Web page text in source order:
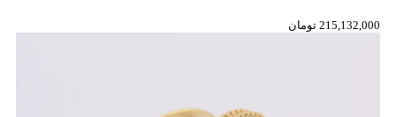
215,132,000 تومان